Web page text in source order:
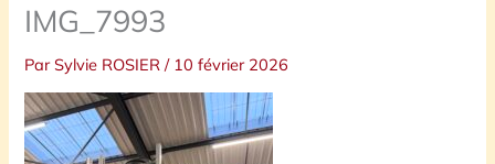
IMG_7993
ParSylvie ROSIER/ 10 février 2026